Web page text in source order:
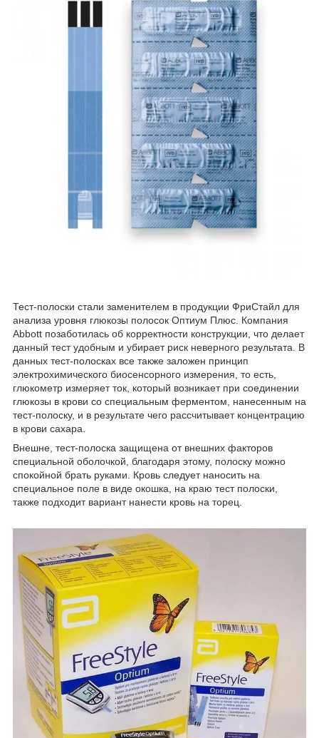
Тест-полоски стали заменителем в продукции ФриСтайл для
анализа уровня глюкозы полосок Оптиум Плюс. Компания
Abbott позаботилась об корректности конструкции, что делает
данный тест удобным и убирает риск неверного результата. В
данных тест-полосках все также заложен принцип
электрохимического биосенсорного измерения, то есть,
глюкометр измеряет ток, который возникает при соединении
глюкозы в крови со специальным ферментом, нанесенным на
тест-полоску, и в результате чего рассчитывает концентрацию
в крови сахара.
Внешне, тест-полоска защищена от внешних факторов
специальной оболочкой, благодаря этому, полоску можно
спокойной брать руками. Кровь следует наносить на
специальное поле в виде окошка, на краю тест полоски,
также подходит вариант нанести кровь на торец.